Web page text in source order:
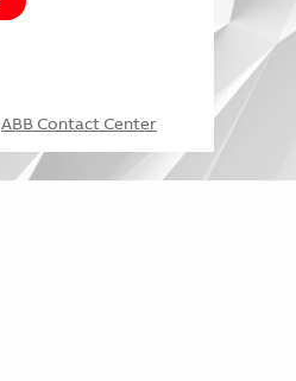
ABB Contact Center